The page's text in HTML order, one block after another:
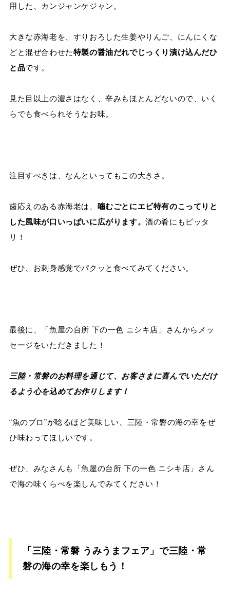
用した、カンジャンケジャン。
大きな赤海老を、すりおろした生姜やりんご、にんにくな
どと混ぜ合わせた特製の醤油だれでじっくり漬け込んだひ
と品です。
見た目以上の濃さはなく、辛みもほとんどないので、いく
らでも食べられそうなお味。
注目すべきは、なんといってもこの大きさ。
歯応えのある赤海老は、 噛むごとにエビ特有のこってりと
した風味が口いっぱいに広がります。酒の肴にもピッタ
リ！
ぜひ、お刺身感覚でパクッと食べてみてください。
最後に、「魚屋の台所 下の一色 ニシキ店」さんからメッ
セージをいただきました！
三陸・常磐のお料理を通じて、お客さまに喜んでいただけ
るよう心を込めてお作りします！
“魚のプロ”が唸るほど美味しい、三陸・常磐の海の幸をぜ
ひ味わってほしいです。
ぜひ、みなさんも「魚屋の台所 下の一色 ニシキ店」さん
で海の味くらべを楽しんでみてください！
「三陸・常磐 うみうまフェア」で三陸・常
磐の海の幸を楽しもう！